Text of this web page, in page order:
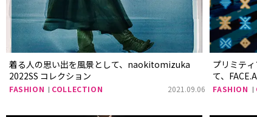
着る人の思い出を風景として、naokitomizuka
2022SS コレクション
FASHION COLLECTION 2021.09.06
プリミテ
て、
FASHION